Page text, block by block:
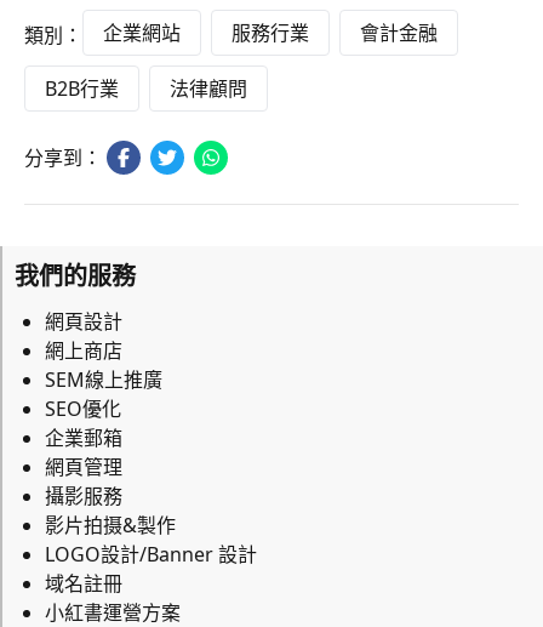
類別： 企業網站 服務行業 會計金融
B2B行業 法律顧問
分享到：
我們的服務
網頁設計
網上商店
SEM線上推廣
SEO優化
企業郵箱
網頁管理
攝影服務
影片拍摄&製作
LOGO設計/Banner 設計
域名註冊
小紅書運營方案